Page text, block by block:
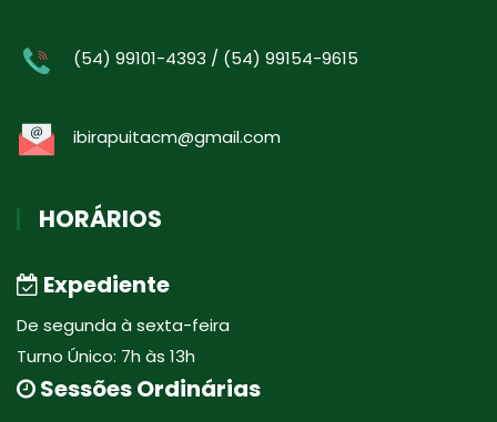
(54) 99101-4393 / (54) 99154-9615
ibirapuitacm@gmail.com
HORÁRIOS
Expediente
De segunda à sexta-feira
Turno Único: 7h às 13h
Sessões Ordinárias